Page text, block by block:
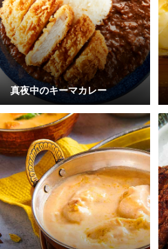
真夜中のキーマカレー